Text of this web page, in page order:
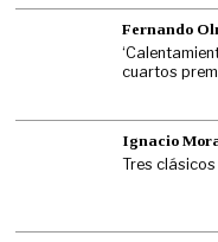
Fernando
cuartos
Ignacio
Tres